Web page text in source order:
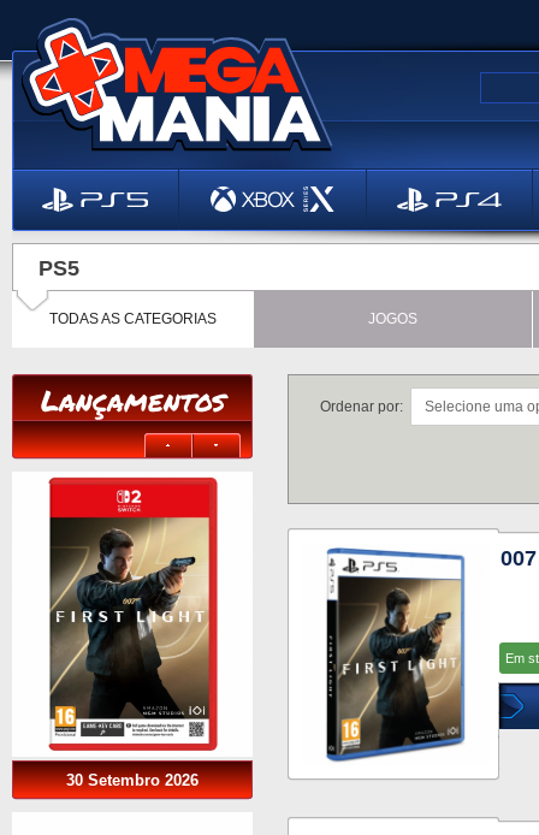
PS5
TODAS AS CATEGORIAS JOGOS
Lançamentos
30 Setembro 2026
Ordenar por:
Em